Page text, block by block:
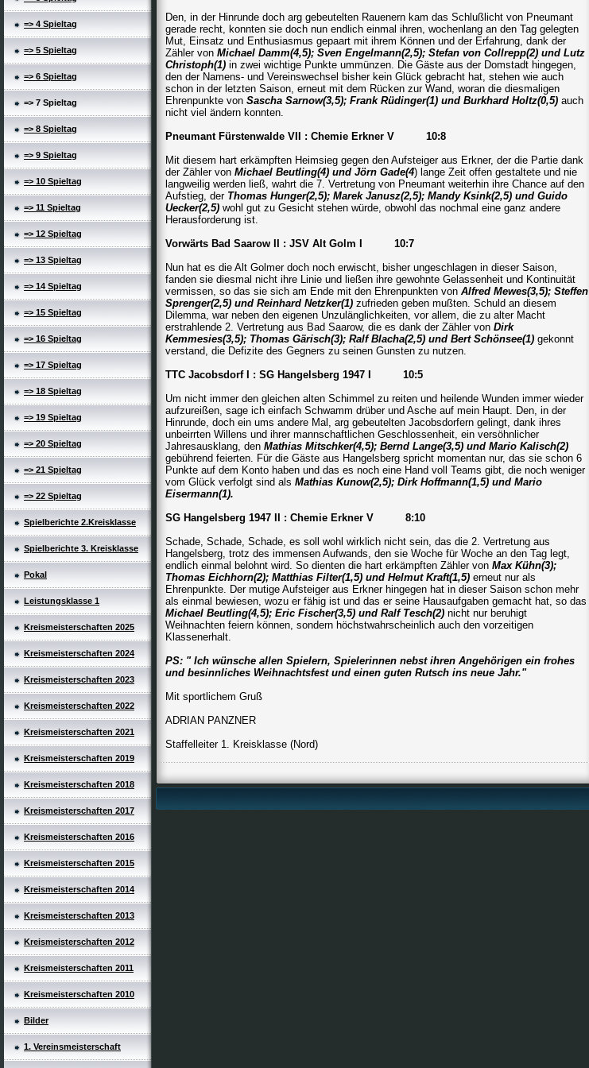
=> 4 Spieltag
=> 5 Spieltag
=> 6 Spieltag
=> 7 Spieltag
=> 8 Spieltag
=> 9 Spieltag
=> 10 Spieltag
=> 11 Spieltag
=> 12 Spieltag
=> 13 Spieltag
=> 14 Spieltag
=> 15 Spieltag
=> 16 Spieltag
=> 17 Spieltag
=> 18 Spieltag
=> 19 Spieltag
=> 20 Spieltag
=> 21 Spieltag
=> 22 Spieltag
Spielberichte 2.Kreisklasse
Spielberichte 3. Kreisklasse
Pokal
Leistungsklasse 1
Kreismeisterschaften 2025
Kreismeisterschaften 2024
Kreismeisterschaften 2023
Kreismeisterschaften 2022
Kreismeisterschaften 2021
Kreismeisterschaften 2019
Kreismeisterschaften 2018
Kreismeisterschaften 2017
Kreismeisterschaften 2016
Kreismeisterschaften 2015
Kreismeisterschaften 2014
Kreismeisterschaften 2013
Kreismeisterschaften 2012
Kreismeisterschaften 2011
Kreismeisterschaften 2010
Bilder
1. Vereinsmeisterschaft
Den, in der Hinrunde doch arg gebeutelten Rauenern kam das Schlußlicht von Pneumant
gerade recht, konnten sie doch nun endlich einmal ihren, wochenlang an den Tag gelegten
Mut, Einsatz und Enthusiasmus gepaart mit ihrem Können und der Erfahrung, dank der
Zähler von Michael Damm(4,5); Sven Engelmann(2,5); Stefan von Collrepp(2) und Lutz
Christoph(1) in zwei wichtige Punkte ummünzen. Die Gäste aus der Domstadt hingegen,
den der Namens- und Vereinswechsel bisher kein Glück gebracht hat, stehen wie auch
schon in der letzten Saison, erneut mit dem Rücken zur Wand, woran die diesmaligen
Ehrenpunkte von Sascha Sarnow(3,5); Frank Rüdinger(1) und Burkhard Holtz(0,5) auch
nicht viel ändern konnten.
Pneumant Fürstenwalde VII : Chemie Erkner V 10:8
Mit diesem hart erkämpften Heimsieg gegen den Aufsteiger aus Erkner, der die Partie dank
der Zähler von Michael Beutling(4) und Jörn Gade(4) lange Zeit offen gestaltete und nie
langweilig werden ließ, wahrt die 7. Vertretung von Pneumant weiterhin ihre Chance auf den
Aufstieg, der Thomas Hunger(2,5); Marek Janusz(2,5); Mandy Ksink(2,5) und Guido
Uecker(2,5) wohl gut zu Gesicht stehen würde, obwohl das nochmal eine ganz andere
Herausforderung ist.
Vorwärts Bad Saarow II : JSV Alt Golm I 10:7
Nun hat es die Alt Golmer doch noch erwischt, bisher ungeschlagen in dieser Saison,
fanden sie diesmal nicht ihre Linie und ließen ihre gewohnte Gelassenheit und Kontinuität
vermissen, so das sie sich am Ende mit den Ehrenpunkten von Alfred Mewes(3,5); Steffen
Sprenger(2,5) und Reinhard Netzker(1) zufrieden geben mußten. Schuld an diesem
Dilemma, war neben den eigenen Unzulänglichkeiten, vor allem, die zu alter Macht
erstrahlende 2. Vertretung aus Bad Saarow, die es dank der Zähler von Dirk
Kemmesies(3,5); Thomas Gärisch(3); Ralf Blacha(2,5) und Bert Schönsee(1) gekonnt
verstand, die Defizite des Gegners zu seinen Gunsten zu nutzen.
TTC Jacobsdorf I : SG Hangelsberg 1947 I 10:5
Um nicht immer den gleichen alten Schimmel zu reiten und heilende Wunden immer wieder
aufzureißen, sage ich einfach Schwamm drüber und Asche auf mein Haupt. Den, in der
Hinrunde, doch ein ums andere Mal, arg gebeutelten Jacobsdorfern gelingt, dank ihres
unbeirrten Willens und ihrer mannschaftlichen Geschlossenheit, ein versöhnlicher
Jahresausklang, den Mathias Mitschker(4,5); Bernd Lange(3,5) und Mario Kalisch(2)
gebührend feierten. Für die Gäste aus Hangelsberg spricht momentan nur, das sie schon 6
Punkte auf dem Konto haben und das es noch eine Hand voll Teams gibt, die noch weniger
vom Glück verfolgt sind als Mathias Kunow(2,5); Dirk Hoffmann(1,5) und Mario
Eisermann(1).
SG Hangelsberg 1947 II : Chemie Erkner V 8:10
Schade, Schade, Schade, es soll wohl wirklich nicht sein, das die 2. Vertretung aus
Hangelsberg, trotz des immensen Aufwands, den sie Woche für Woche an den Tag legt,
endlich einmal belohnt wird. So dienten die hart erkämpften Zähler von Max Kühn(3);
Thomas Eichhorn(2); Matthias Filter(1,5) und Helmut Kraft(1,5) erneut nur als
Ehrenpunkte. Der mutige Aufsteiger aus Erkner hingegen hat in dieser Saison schon mehr
als einmal bewiesen, wozu er fähig ist und das er seine Hausaufgaben gemacht hat, so das
Michael Beutling(4,5); Eric Fischer(3,5) und Ralf Tesch(2) nicht nur beruhigt
Weihnachten feiern können, sondern höchstwahrscheinlich auch den vorzeitigen
Klassenerhalt.
PS: " Ich wünsche allen Spielern, Spielerinnen nebst ihren Angehörigen ein frohes
und besinnliches Weihnachtsfest und einen guten Rutsch ins neue Jahr."
Mit sportlichem Gruß
ADRIAN PANZNER
Staffelleiter 1. Kreisklasse (Nord)